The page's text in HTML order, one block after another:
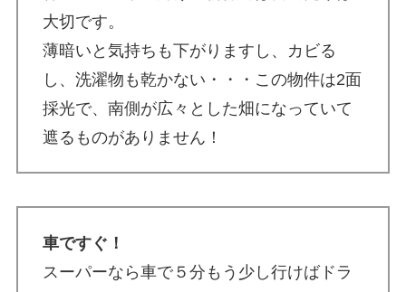
大切です。
薄暗いと気持ちも下がりますし、カビる
し、洗濯物も乾かない・・・この物件は2面
採光で、南側が広々とした畑になっていて
遮るものがありません！
車ですぐ！
スーパーなら車で５分もう少し行けばドラ